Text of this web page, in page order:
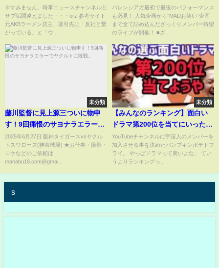
の店は反社と繋がりがある！」
と取引先にデマを流して訴えら
れてしまうｗｗ営業妨害、名誉
賠償が予想され人生終了へｗｗ
※すみません、時事ニュースチャンネルと
サブ垢間違えました・・・orz 参考サイト
元AKBラーメン店主、取引先に「反社と繋
がっている」と「ウ...
バレンシアガ最初で最後のパフォーマンス
も必見！ 人気企画から”MADお笑い”企画
まで全て詰め込んだざっくりメンバー待望
のライブが開催！ ■ざ...
未分類
藤川監督に見上源三ついに物申
す！9回痛恨のサヨナラエラーで
ヤクルトに敗戦。
2025年6月27日 阪神タイガースvsヤクル
トスワローズ(神宮球場) ★お仕事・撮影・
ロケなどのご依頼は
manabu18.com@gmai...
未分類
【みんなのランキング】面白い
ドラマ第200位を当てにいったよ
宇宙人【ドリーム☆アゲイン】
YouTubeチャンネルに宇宙人のメンバーを
加入させる事を決めたパンプキンポテトフ
ライ。 やっぱドラマって良いよな。 てい
うよりランキングっ...
s